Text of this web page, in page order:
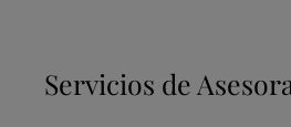
Servicios de